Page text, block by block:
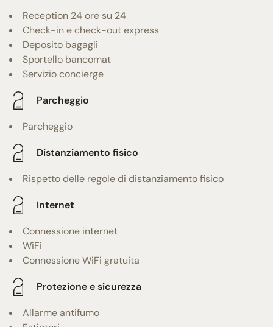
Reception 24 ore su 24
Check-in e check-out express
Deposito bagagli
Sportello bancomat
Servizio concierge
Parcheggio
Parcheggio
Distanziamento fisico
Rispetto delle regole di distanziamento fisico
Internet
Connessione internet
WiFi
Connessione WiFi gratuita
Protezione e sicurezza
Allarme antifumo